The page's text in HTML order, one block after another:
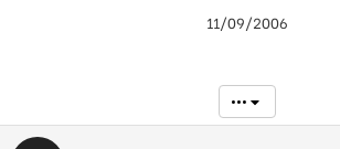
r
11/09/2006
•••